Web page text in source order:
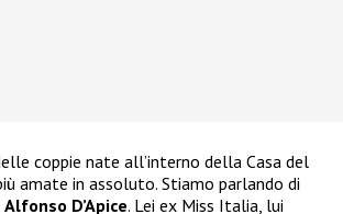
coppie nate all’interno della Casa del
amate in assoluto. Stiamo parlando di
Alfonso D’Apice. Lei ex Miss Italia, lui